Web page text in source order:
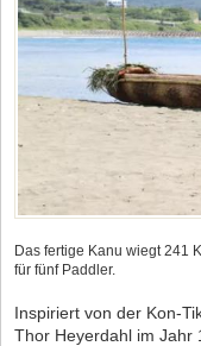
Das fertige Kanu wiegt 241
für fünf Paddler.
Inspiriert von der Kon-
Thor Heyerdahl im Jahr